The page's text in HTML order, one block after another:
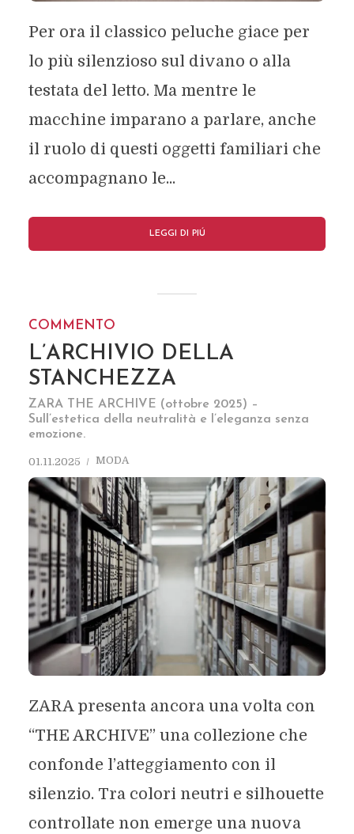
Per ora il classico peluche giace per
lo più silenzioso sul divano o alla
testata del letto. Ma mentre le
macchine imparano a parlare, anche
il ruolo di questi oggetti familiari che
accompagnano le...
LEGGI DI PIÚ
COMMENTO
L’ARCHIVIO DELLA
STANCHEZZA
ZARA THE ARCHIVE (ottobre 2025) –
Sull’estetica della neutralità e l’eleganza senza
emozione.
01.11.2025 MODA
ZARA presenta ancora una volta con
“THE ARCHIVE” una collezione che
confonde l’atteggiamento con il
silenzio. Tra colori neutri e silhouette
controllate non emerge una nuova